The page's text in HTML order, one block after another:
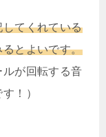
てくれている
とよいです。
ルが回転する音
！）